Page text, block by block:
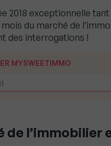
2018 exceptionnelle
du marché de
des interrogations !
MYSWEETIMMO
de l’immobilier